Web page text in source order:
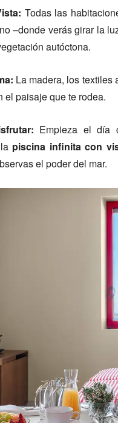
Todas las
–donde verás girar la
autóctona.
La madera, los textiles
el paisaje que te rodea.
Empieza el día
piscina infinita con
el poder del mar.